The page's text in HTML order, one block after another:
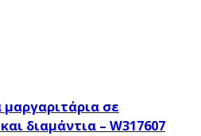
σε
διαμάντια – W317607